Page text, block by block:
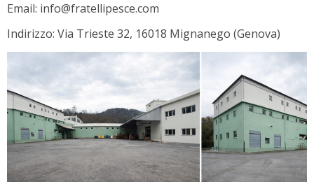
Email: info@fratellipesce.com
Indirizzo: Via Trieste 32, 16018 Mignanego (Genova)